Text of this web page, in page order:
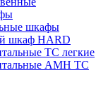
шкафы
шкаф HARD
ТС легкие
AMH TC